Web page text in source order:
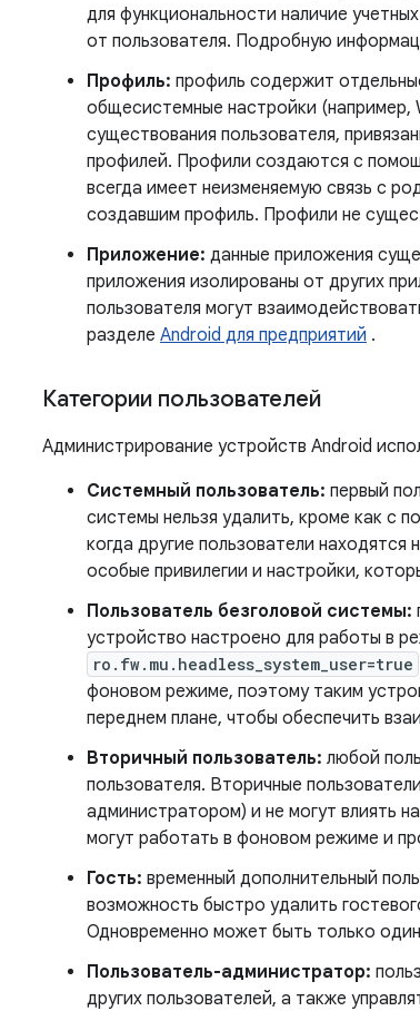
для функциональности наличие
от пользователя. Подробную
Профиль: профиль содержит
общесистемные настройки
существования пользователя,
профилей. Профили создаются с
всегда имеет неизменяемую связь с
создавшим профиль. Профили не
Приложение: данные приложения
приложения изолированы от других
пользователя могут
разделе Android для предприятий .
Категории пользователей
Администрирование устройств Android
Системный пользователь: первый
системы нельзя удалить, кроме как с
когда другие пользователи
особые привилегии и настройки,
Пользователь безголовой системы:
устройство настроено для работы в
ro.fw.mu.headless_system_user=true
фоновом режиме, поэтому таким
переднем плане, чтобы обеспечить
Вторичный пользователь: любой
пользователя. Вторичные
администратором) и не могут влиять
могут работать в фоновом режиме и
Гость: временный дополнительный
возможность быстро удалить
Одновременно может быть только
Пользователь-администратор:
других пользователей, а также